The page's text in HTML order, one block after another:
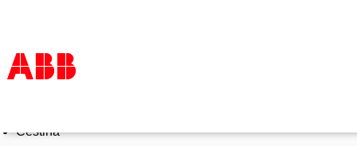
Products & Solutions
Čeština